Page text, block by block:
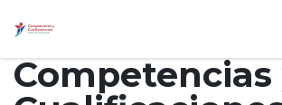
Competencias